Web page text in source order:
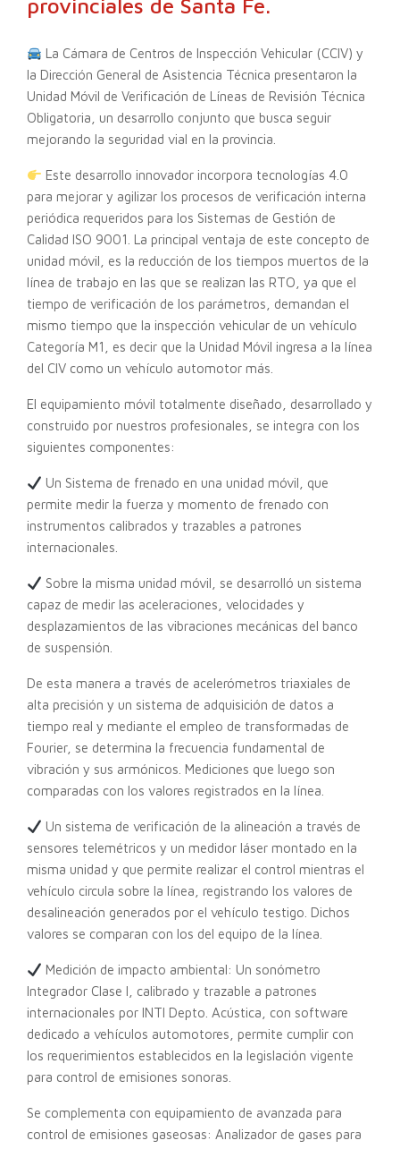
provinciales de Santa Fe.
La Cámara de Centros de Inspección Vehicular (CCIV) y
la Dirección General de Asistencia Técnica presentaron la
Unidad Móvil de Verificación de Líneas de Revisión Técnica
Obligatoria, un desarrollo conjunto que busca seguir
mejorando la seguridad vial en la provincia.
Este desarrollo innovador incorpora tecnologías 4.0
para mejorar y agilizar los procesos de verificación interna
periódica requeridos para los Sistemas de Gestión de
Calidad ISO 9001. La principal ventaja de este concepto de
unidad móvil, es la reducción de los tiempos muertos de la
línea de trabajo en las que se realizan las RTO, ya que el
tiempo de verificación de los parámetros, demandan el
mismo tiempo que la inspección vehicular de un vehículo
Categoría M1, es decir que la Unidad Móvil ingresa a la línea
del CIV como un vehículo automotor más.
El equipamiento móvil totalmente diseñado, desarrollado y
construido por nuestros profesionales, se integra con los
siguientes componentes:
Un Sistema de frenado en una unidad móvil, que
permite medir la fuerza y momento de frenado con
instrumentos calibrados y trazables a patrones
internacionales.
Sobre la misma unidad móvil, se desarrolló un sistema
capaz de medir las aceleraciones, velocidades y
desplazamientos de las vibraciones mecánicas del banco
de suspensión.
De esta manera a través de acelerómetros triaxiales de
alta precisión y un sistema de adquisición de datos a
tiempo real y mediante el empleo de transformadas de
Fourier, se determina la frecuencia fundamental de
vibración y sus armónicos. Mediciones que luego son
comparadas con los valores registrados en la línea.
Un sistema de verificación de la alineación a través de
sensores telemétricos y un medidor láser montado en la
misma unidad y que permite realizar el control mientras el
vehículo circula sobre la línea, registrando los valores de
desalineación generados por el vehículo testigo. Dichos
valores se comparan con los del equipo de la línea.
Medición de impacto ambiental: Un sonómetro
Integrador Clase I, calibrado y trazable a patrones
internacionales por INTI Depto. Acústica, con software
dedicado a vehículos automotores, permite cumplir con
los requerimientos establecidos en la legislación vigente
para control de emisiones sonoras.
Se complementa con equipamiento de avanzada para
control de emisiones gaseosas: Analizador de gases para